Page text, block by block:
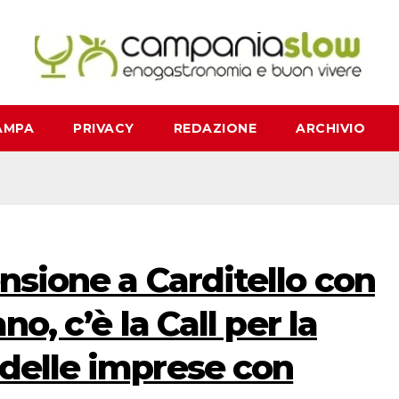
PRIVACY REDAZIONE ARCHIVIO
a Carditello con
c’è la Call per la
imprese con